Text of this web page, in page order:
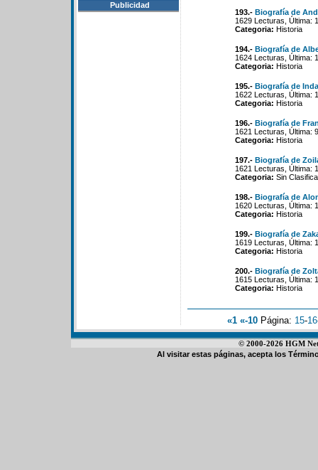
Publicidad
193.- Biografía de
1629 Lecturas, Última:
Categoria: Historia
194.- Biografía de
1624 Lecturas, Última:
Categoria: Historia
195.- Biografía de
1622 Lecturas, Última:
Categoria: Historia
196.- Biografía de
1621 Lecturas, Última:
Categoria: Historia
197.- Biografía de
1621 Lecturas, Última:
Categoria: Sin
198.- Biografía de
1620 Lecturas, Última:
Categoria: Historia
199.- Biografía de
1619 Lecturas, Última:
Categoria: Historia
200.- Biografía de
1615 Lecturas, Última:
Categoria: Historia
«1 «-10 Página: 15-16
© 2000-2026 HGM
Al visitar estas páginas, acepta los